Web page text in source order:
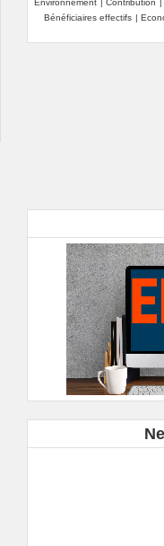
Bénéficiaires effectifs |